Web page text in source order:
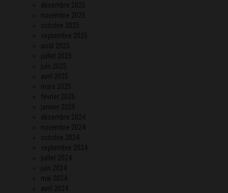
décembre 2025
novembre 2025
octobre 2025
septembre 2025
août 2025
juillet 2025
juin 2025
avril 2025
mars 2025
février 2025
janvier 2025
décembre 2024
novembre 2024
octobre 2024
septembre 2024
juillet 2024
juin 2024
mai 2024
avril 2024